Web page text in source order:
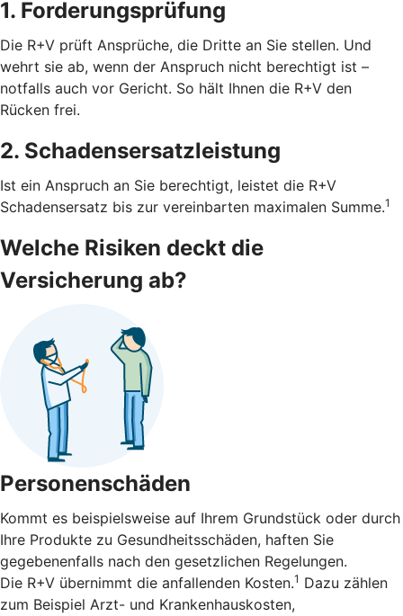
1. Forderungsprüfung
Die R+V prüft Ansprüche, die Dritte an Sie stellen. Und
wehrt sie ab, wenn der Anspruch nicht berechtigt ist –
notfalls auch vor Gericht. So hält Ihnen die R+V den
Rücken frei.
2. Schadensersatzleistung
Ist ein Anspruch an Sie berechtigt, leistet die R+V
Schadensersatz bis zur vereinbarten maximalen Summe.1
Welche Risiken deckt die
Versicherung ab?
Personenschäden
Kommt es beispielsweise auf Ihrem Grundstück oder durch
Ihre Produkte zu Gesundheitsschäden, haften Sie
gegebenenfalls nach den gesetzlichen Regelungen.
Die R+V übernimmt die anfallenden Kosten.1 Dazu zählen
zum Beispiel Arzt- und Krankenhauskosten,